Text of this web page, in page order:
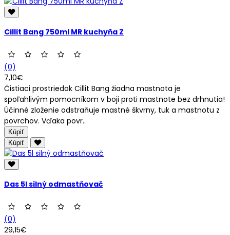
Cillit Bang 750ml MR kuchyňa Z
(0)
7,10€
Čistiaci prostriedok Cillit Bang žiadna mastnota je
spoľahlivým pomocníkom v boji proti mastnote bez drhnutia!
Účinné zloženie odstraňuje mastné škvrny, tuk a mastnotu z
povrchov. Vďaka povr..
Kúpiť
Kúpiť
Das 5l silný odmastňovač
(0)
29,15€